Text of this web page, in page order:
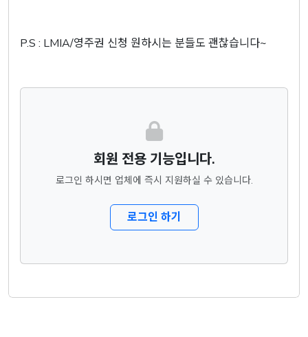
P.S : LMIA/영주권 신청 원하시는 분들도 괜찮습니다~
회원 전용 기능입니다.
로그인 하시면 업체에 즉시 지원하실 수 있습니다.
로그인 하기